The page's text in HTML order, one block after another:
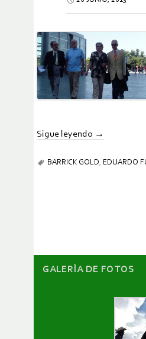
Sigue leyendo →
BARRICK GOLD, EDUARDO
GALERÌA DE FOTOS